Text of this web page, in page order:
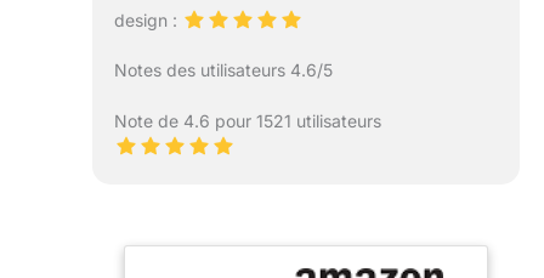
design :
Notes des utilisateurs 4.6/5
Note de 4.6 pour 1521 utilisateurs